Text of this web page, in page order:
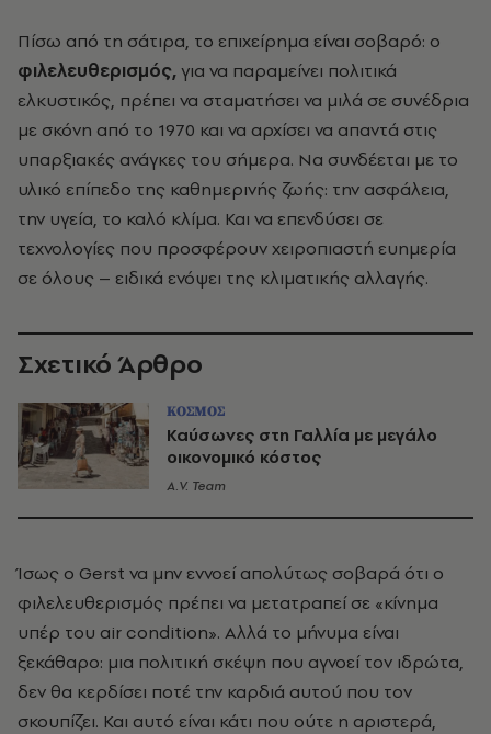
Πίσω από τη σάτιρα, το επιχείρημα είναι σοβαρό: ο
φιλελευθερισμός,για να παραμείνει πολιτικά
ελκυστικός, πρέπει να σταματήσει να μιλά σε συνέδρια
με σκόνη από το 1970 και να αρχίσει να απαντά στις
υπαρξιακές ανάγκες του σήμερα. Να συνδέεται με το
υλικό επίπεδο της καθημερινής ζωής: την ασφάλεια,
την υγεία, το καλό κλίμα. Και να επενδύσει σε
τεχνολογίες που προσφέρουν χειροπιαστή ευημερία
σε όλους – ειδικά ενόψει της κλιματικής αλλαγής.
Σχετικό Άρθρο
ΚΟΣΜΟΣ
Καύσωνες στη Γαλλία με μεγάλο
οικονομικό κόστος
A.V. Team
Ίσως ο Gerst να μην εννοεί απολύτως σοβαρά ότι ο
φιλελευθερισμός πρέπει να μετατραπεί σε «κίνημα
υπέρ του air condition». Αλλά το μήνυμα είναι
ξεκάθαρο: μια πολιτική σκέψη που αγνοεί τον ιδρώτα,
δεν θα κερδίσει ποτέ την καρδιά αυτού που τον
σκουπίζει. Και αυτό είναι κάτι που ούτε η αριστερά,